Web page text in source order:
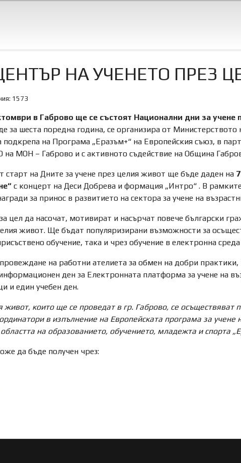
НА УЧЕНЕТО ПРЕЗ
1573
в Габрово ще се състоят Национални дни за учене
за шеста поредна година, се организира от Министерството
подкрепа на Програма „Еразъм+“ на Европейския съюз, в
на МОН – Габрово и с активното съдействие на Община
старт на Дните за учене през целия живот ще бъде даден на
с концерт на Деси Добрева и формация „Интро“ . В
за принос в развитието на сектора за учене на
цел да насочат, мотивират и насърчат повече български
живот. Ще бъдат популяризирани възможности за
обучение, така и чрез обучение в електронна
на работни ателиета за обмен на добри практики,
ден за Електронната платформа за учене на
и един учебен ден.
които ще се проведат в гр. Габрово, се осъществяват
в изпълнение на Европейската програма за учене
на образованието, обучението, младежта и спорта
да бъде получен чрез: